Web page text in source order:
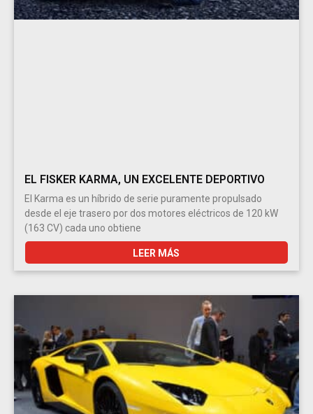
EL FISKER KARMA, UN EXCELENTE DEPORTIVO
El Karma es un híbrido de serie puramente propulsado
desde el eje trasero por dos motores eléctricos de 120 kW
(163 CV) cada uno obtiene
LEER MÁS